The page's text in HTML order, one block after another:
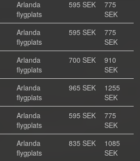
Arlanda
flygplats
595 SEK
775
SEK
Arlanda
flygplats
595 SEK
775
SEK
Arlanda
flygplats
700 SEK
910
SEK
Arlanda
flygplats
965 SEK
1255
SEK
Arlanda
flygplats
595 SEK
775
SEK
Arlanda
flygplats
835 SEK
1085
SEK